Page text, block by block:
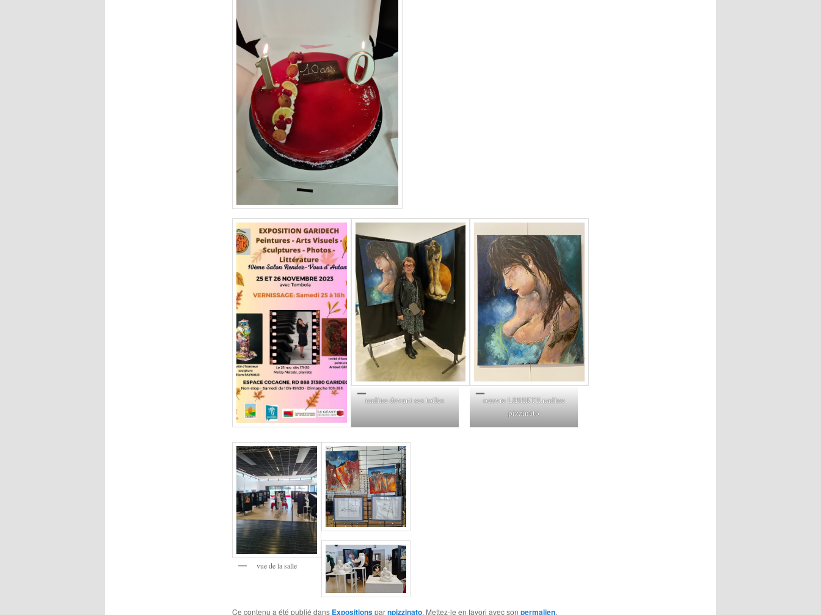
nadine devant ses toiles
oeuvre LIBERTE nadine
pizzinato
vue de la salle
Ce contenu a été publié dans Expositionsparnpizzinato. Mettez-le en favori avec son permalien.